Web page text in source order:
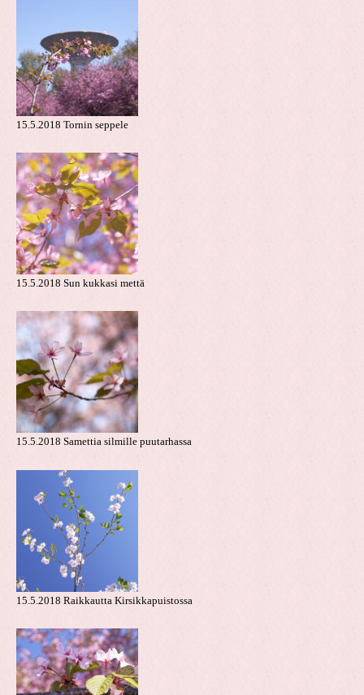
15.5.2018 Tornin seppele
15.5.2018 Sun kukkasi mettä
15.5.2018 Samettia silmille puutarhassa
15.5.2018 Raikkautta Kirsikkapuistossa